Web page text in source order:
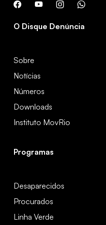
O Disque Denúncia
Sobre
Notícias
Números
Downloads
Instituto MovRio
Programas
Desaparecidos
Procurados
Linha Verde